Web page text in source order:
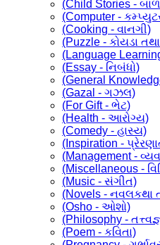
(Child Stories -
(Computer -
(Cooking - વાનગી)
(Puzzle - કોયડા
(Language
(Essay - નિબંધો)
(General
(Gazal - ગઝલ)
(For Gift - ભેટ)
(Health - આરોગ્ય)
(Comedy - હાસ્ય)
(Inspiration -
(Management -
(Miscellaneous -
(Music - સંગીત)
(Novels - નવલકથા
(Osho - ઓશો)
(Philosophy -
(Poem - કવિતા)